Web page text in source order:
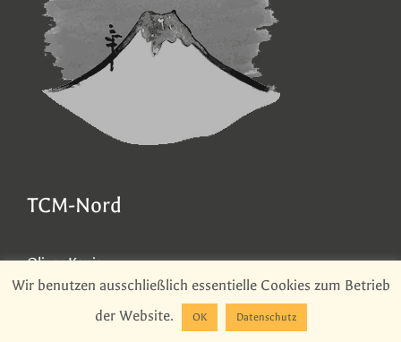
TCM-Nord
Oliver Kania
Bremerhavener Heerstraße 36c
28717 Bremen
Wir benutzen ausschließlich essentielle Cookies zum Betrieb
der Website.
OK Datenschutz